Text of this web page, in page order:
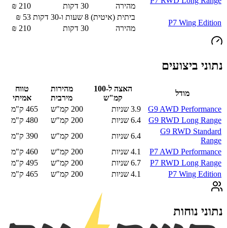
מהירה
30 דקות 210
₪
P7 Wing Edition
ביתית (איטית) 8 שעות ו-30 דקות 53
₪
מהירה
30 דקות 210
₪
נתוני ביצועים
מודל
האצה ל-100
קמ"ש
מהירות
מירבית
טווח
אמיתי
G9 AWD Performance
3.9 שניות 200 קמ"ש 465 ק"מ
G9 RWD Long Range
6.4 שניות 200 קמ"ש 480 ק"מ
G9 RWD Standard
Range
6.4 שניות 200 קמ"ש 390 ק"מ
P7 AWD Performance
4.1 שניות 200 קמ"ש 460 ק"מ
P7 RWD Long Range
6.7 שניות 200 קמ"ש 495 ק"מ
P7 Wing Edition
4.1 שניות 200 קמ"ש 465 ק"מ
נתוני נוחות